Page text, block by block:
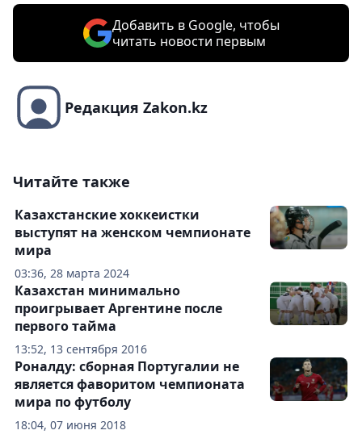
Добавить в Google, чтобы
читать новости первым
Редакция Zakon.kz
Читайте также
03:36, 28 марта 2024
Казахстанские хоккеистки
выступят на женском чемпионате
мира
13:52, 13 сентября 2016
Казахстан минимально
проигрывает Аргентине после
первого тайма
18:04, 07 июня 2018
Роналду: сборная Португалии не
является фаворитом чемпионата
мира по футболу